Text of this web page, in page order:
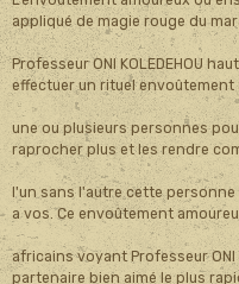
appliqué de magie rouge du
Professeur ONI KOLEDEHOU
effectuer un rituel envoûtement
une ou plusieurs personnes
raprocher plus et les rendre
l'un sans l'autre cette personne
a vos. Ce envoûtement
africains voyant Professeur ONI
partenaire bien aimé le plus